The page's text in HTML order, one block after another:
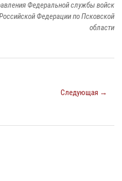
Федеральной службы войск
Федерации по Псковской
области
Следующая →